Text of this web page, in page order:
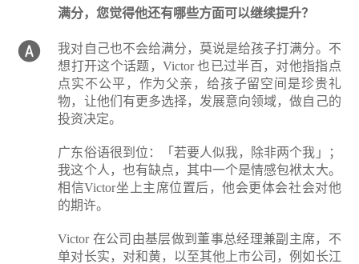
满分，您觉得他还有哪些方面可以继续提升？
我对自己也不会给满分，莫说是给孩子打满分。不
想打开这个话题，Victor 也已过半百，对他指指点
点实不公平，作为父亲，给孩子留空间是珍贵礼
物，让他们有更多选择，发展意向领域，做自己的
投资决定。
广东俗语很到位：「若要人似我，除非两个我」；
我这个人，也有缺点，其中一个是情感包袱太大。
相信Victor坐上主席位置后，他会更体会社会对他
的期许。
Victor 在公司由基层做到董事总经理兼副主席，不
单对长实，对和黄，以至其他上市公司，例如长江